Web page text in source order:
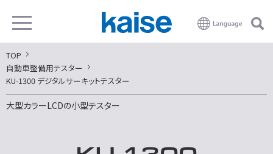
TOP
自動車整備用テスター
KU-1300 デジタルサーキットテスター
大型カラーLCDの小型テスター